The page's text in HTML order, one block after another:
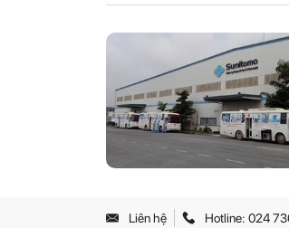
Liên hệ Hotline: 024